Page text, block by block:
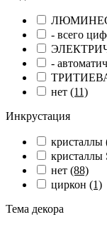
- всего
-
нет (11)
Инкрустация
кристаллы
кристаллы
нет (88)
циркон (1)
Тема декора